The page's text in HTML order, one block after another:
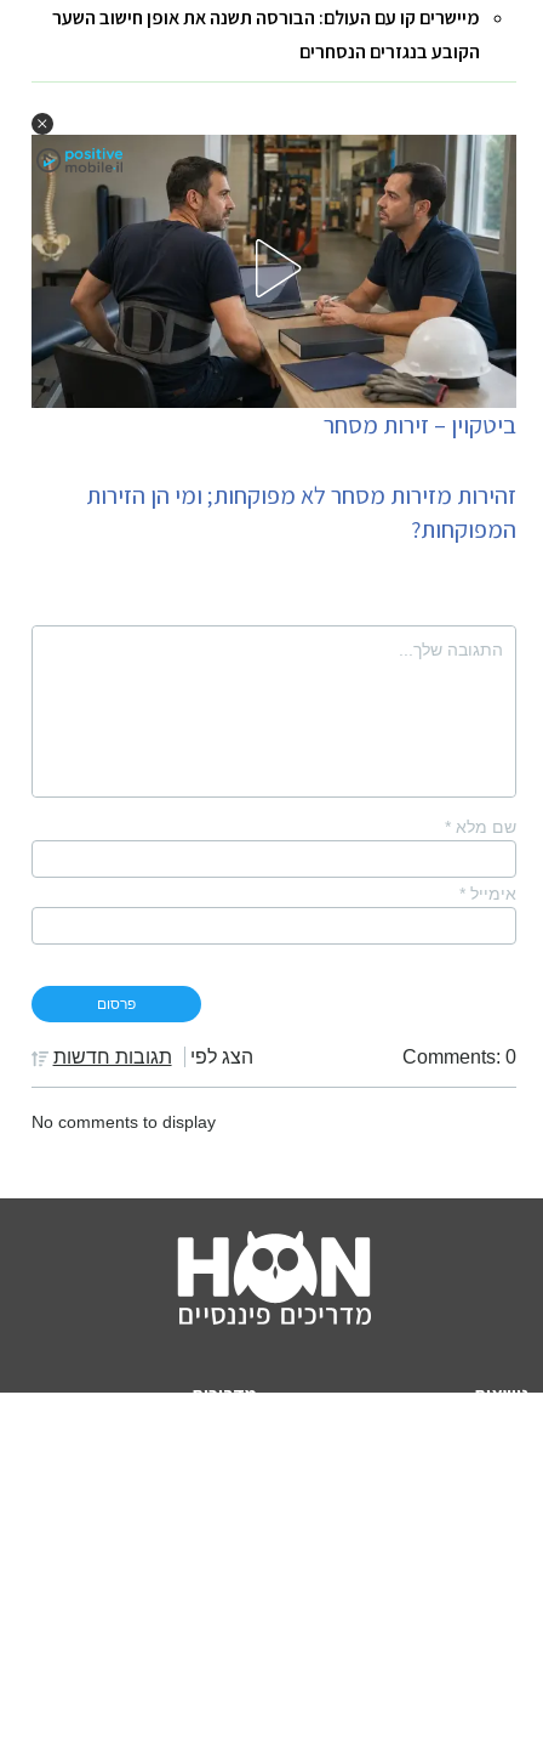
מיישרים קו עם העולם: הבורסה תשנה את אופן חישוב השער
הקובע בנגזרים הנסחרים
ביטקוין – זירות מסחר
זהירות מזירות מסחר לא מפוקחות; ומי הן הזירות
המפוקחות?
שם מלא *
אימייל *
Comments: 0 הצג לפי תגובות חדשות
No comments to display
נושאים
מדריכים